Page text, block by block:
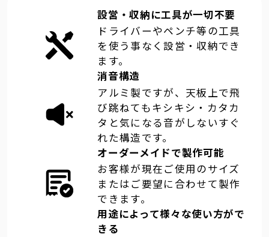
設営・収納に工具が一切不要
ドライバーやペンチ等の工具
を使う事なく設営・収納でき
ます。
消音構造
アルミ製ですが、天板上で飛
び跳ねてもキシキシ・カタカ
タと気になる音がしないすぐ
れた構造です。
オーダーメイドで製作可能
お客様が現在ご使用のサイズ
またはご要望に合わせて製作
できます。
用途によって様々な使い方がで
きる